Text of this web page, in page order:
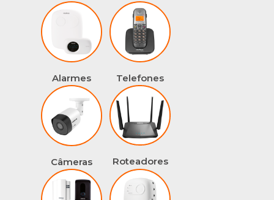
Alarmes Telefones
Câmeras Roteadores